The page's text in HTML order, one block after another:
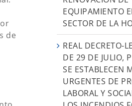
de
EQUIPAMIENTO
SECTOR DE LA
REAL DECRETO-
DE 29 DE JULIO,
SE ESTABLECEN
URGENTES DE
LABORAL Y